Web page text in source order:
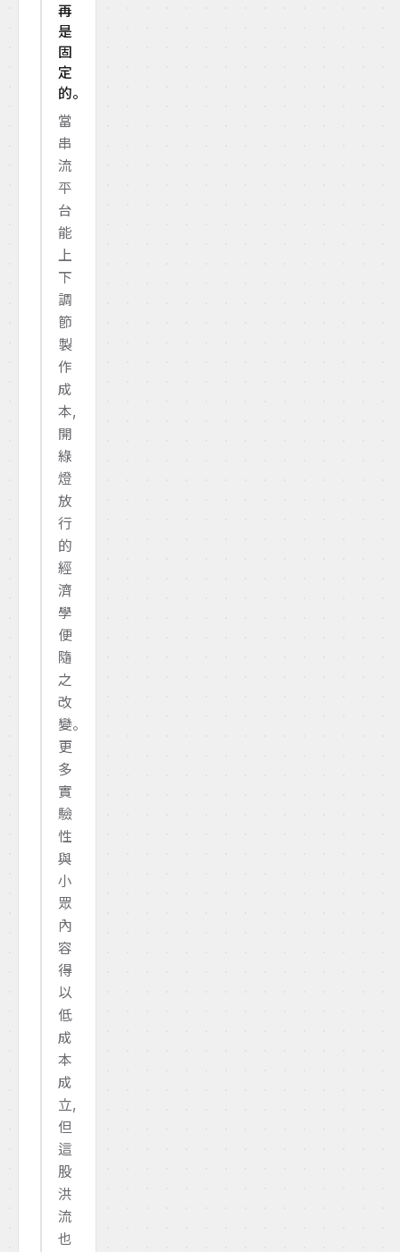
再
是
固
定
的。
當
串
流
平
台
能
上
下
調
節
製
作
成
本,
開
綠
燈
放
行
的
經
濟
學
便
隨
之
改
變。
更
多
實
驗
性
與
小
眾
內
容
得
以
低
成
本
成
立,
但
這
股
洪
流
也